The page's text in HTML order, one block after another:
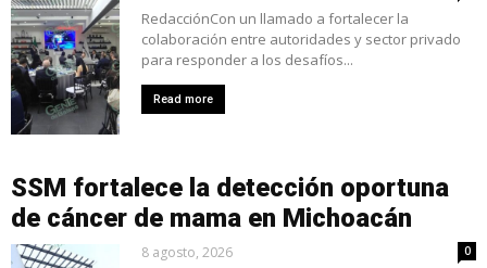
RedacciónCon un llamado a fortalecer la
colaboración entre autoridades y sector privado
para responder a los desafíos...
Read more
SSM fortalece la detección oportuna
de cáncer de mama en Michoacán
8 agosto, 2026 0